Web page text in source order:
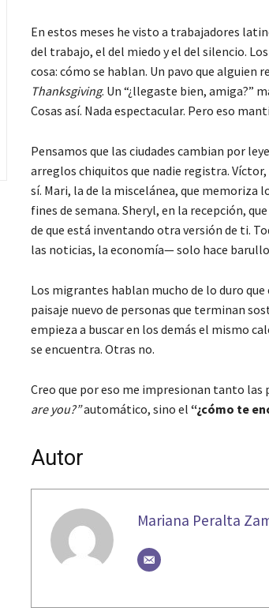
En estos meses he visto a trabajadores
del trabajo, el del miedo y el del silencio.
cosa: cómo se hablan. Un pavo que alguien
Thanksgiving. Un “¿llegaste bien, amiga?”
Cosas así. Nada espectacular. Pero eso
Pensamos que las ciudades cambian por
arreglos chiquitos que nadie registra.
sí. Mari, la de la miscelánea, que memoriza
fines de semana. Sheryl, en la recepción,
de que está inventando otra versión de ti.
las noticias, la economía— solo hace
Los migrantes hablan mucho de lo duro
paisaje nuevo de personas que terminan
empieza a buscar en los demás el mismo
se encuentra. Otras no.
Creo que por eso me impresionan tanto las
are you?”automático, sino el “¿cómo te
Autor
Mariana Peralta